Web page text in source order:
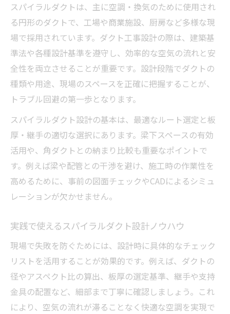
スパイラルダクトは、主に空調・換気のために使用され
る円形のダクトで、工場や商業施設、厨房など多様な現
場で採用されています。ダクト工事設計の際は、建築基
準法や各種設計基準を遵守し、効率的な空気の流れと安
全性を両立させることが重要です。設計段階でダクトの
種類や用途、現場のスペースを正確に把握することが、
トラブル回避の第一歩となります。
スパイラルダクト設計の基本は、最適なルート選定と板
厚・継手の適切な選択にあります。梁下スペースの有効
活用や、角ダクトとの納まり比較も重要なポイントで
す。例えば梁や配管との干渉を避け、施工時の作業性を
高めるために、事前の図面チェックやCADによるシミュ
レーションが欠かせません。
実践で使えるスパイラルダクト設計ノウハウ
現場で失敗を防ぐためには、設計時に具体的なチェック
リストを活用することが効果的です。例えば、ダクトの
径やアスペクト比の算出、板厚の選定基準、継手や支持
金具の配置など、細部まで丁寧に確認しましょう。これ
により、空気の流れが滞ることなく快適な空調を実現で